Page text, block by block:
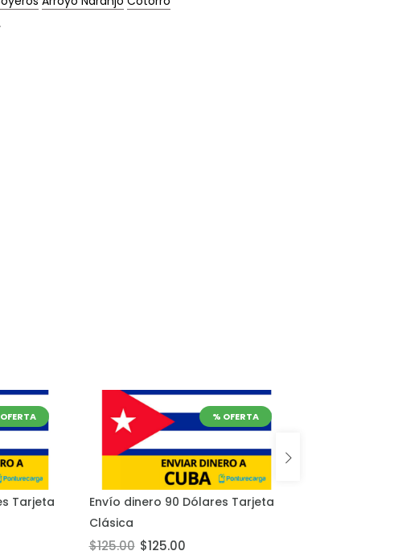
Tarjeta
% OFERTA
Añadir al carrito
Envío dinero 90 Dólares Tarjeta
Clásica
$125.00 $125.00